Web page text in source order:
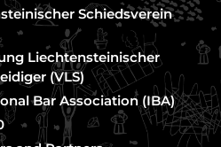
Schiedsverein
Liechtensteinischer
(VLS)
Bar Association (IBA)